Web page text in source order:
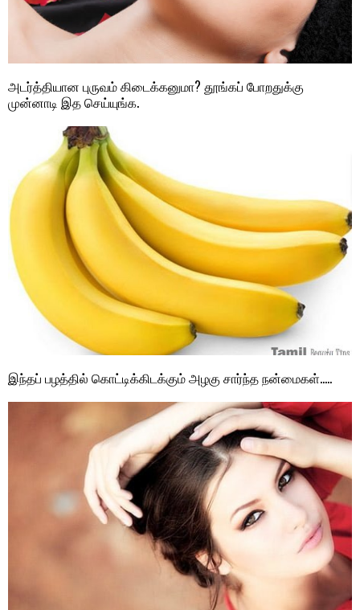
அடர்த்தியான புருவம் கிடைக்கனுமா? தூங்கப் போறதுக்கு
முன்னாடி இத செய்யுங்க.
இந்தப் பழத்தில் கொட்டிக்கிடக்கும் அழகு சார்ந்த நன்மைகள்…..